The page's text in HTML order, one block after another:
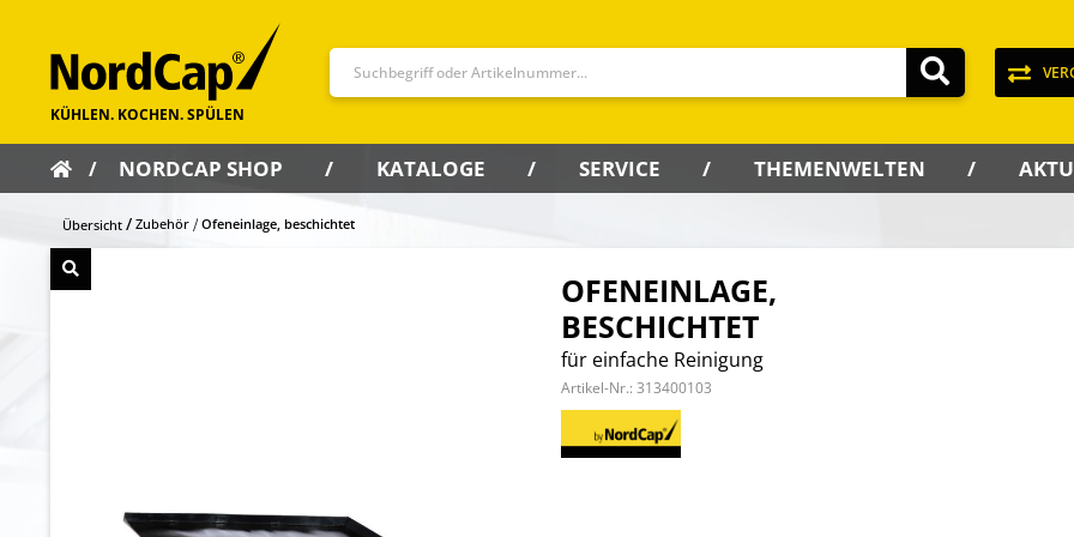
NORDCAP SHOP KATALOGE SERVICE THEMENWELTEN
Übersicht Zubehör Ofeneinlage, beschichtet
OFENEINLAGE,
BESCHICHTET
für einfache Reinigung
Artikel-Nr.: 313400103